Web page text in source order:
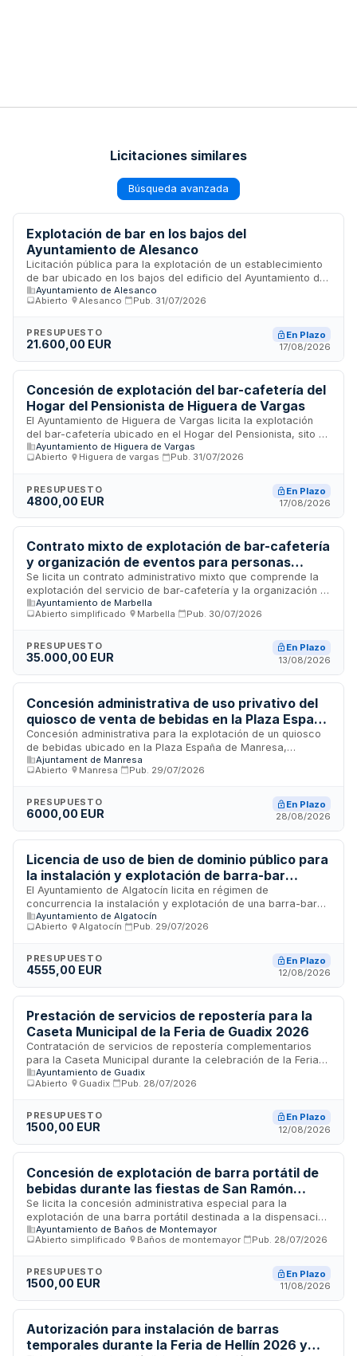
Licitaciones similares
Búsqueda avanzada
Explotación de bar en los bajos del
Ayuntamiento de Alesanco
Licitación pública para la explotación de un establecimiento
de bar ubicado en los bajos del edificio del Ayuntamiento de
Alesanco. Se trata de un contrato de servicios de gestión de
bar y comercio minorista de hostelería y restauración. El
adjudicación la mejor relación calidad-precio. La
presentación de ofertas se realizará de forma manual, sin
profesional o técnica.
Ayuntamiento de Alesanco
Abierto
Alesanco Pub. 31/07/2026
PRESUPUESTO
21.600,00 EUR
En Plazo
17/08/2026
Concesión de explotación del bar-cafetería del
Hogar del Pensionista de Higuera de Vargas
El Ayuntamiento de Higuera de Vargas licita la explotación
del bar-cafetería ubicado en el Hogar del Pensionista, sito en
la Calle San Lorenzo nº 2. El adjudicatario gestionará los
servicios de cafetería en la instalación municipal,
Administración, que deberá devolver en idénticas
condiciones al finalizar el contrato. El procedimiento es
abierto y la adjudicación se realizará conforme al criterio de
mejor relación calidad-precio.
Ayuntamiento de Higuera de Vargas
Abierto
Higuera de vargas Pub. 31/07/2026
PRESUPUESTO
4800,00 EUR
En Plazo
17/08/2026
Contrato mixto de explotación de bar-cafetería
y organización de eventos para personas
mayores en el Centro Municipal San Pedro I de
Marbella
Se licita un contrato administrativo mixto que comprende la
explotación del servicio de bar-cafetería y la organización y
realización de eventos dirigidos a personas mayores en el
Centro Municipal de Participación Activa San Pedro I de
forma integrada, garantizando la calidad de las prestaciones
y fomentando la relación interpersonal entre los usuarios del
abierto simplificado sumario.
Ayuntamiento de Marbella
Abierto simplificado
Marbella Pub. 30/07/2026
PRESUPUESTO
35.000,00 EUR
En Plazo
13/08/2026
Concesión administrativa de uso privativo del
quiosco de venta de bebidas en la Plaza España
de Manresa
Concesión administrativa para la explotación de un quiosco
de bebidas ubicado en la Plaza España de Manresa,
destinado al ejercicio de actividad de bar. La concesión
incluye el uso privativo del módulo del quiosco y la porción
notificaciones se realizarán exclusivamente por medios
electrónicos a través del sistema e-NOTUM.
Ajuntament de Manresa
Abierto
Manresa Pub. 29/07/2026
PRESUPUESTO
6000,00 EUR
En Plazo
28/08/2026
Licencia de uso de bien de dominio público para
la instalación y explotación de barra-bar
durante la Feria de San Francisco de Asís y
Nuestra Señora del Rosario - Ayuntamiento de
Algatocín
El Ayuntamiento de Algatocín licita en régimen de
concurrencia la instalación y explotación de una barra-bar
en la plaza municipal durante la celebración de la Feria en
honor de los santos patrones San Francisco de Asís y
mejor postor en criterio económico exclusivamente. El
adjudicatario asume la responsabilidad del cumplimiento de
como el mantenimiento del bien y la indemnización por
daños.
Ayuntamiento de Algatocín
Abierto
Algatocín Pub. 29/07/2026
PRESUPUESTO
4555,00 EUR
En Plazo
12/08/2026
Prestación de servicios de repostería para la
Caseta Municipal de la Feria de Guadix 2026
Contratación de servicios de repostería complementarios
para la Caseta Municipal durante la celebración de la Feria
de Guadix. El Ayuntamiento de Guadix licita la prestación de
actividades de repostería dentro de las instalaciones de la
contratista deberá ejecutar los servicios conforme a lo
establecido en el Pliego de Prescripciones Técnicas y sujeto
para la Administración.
Ayuntamiento de Guadix
Abierto
Guadix Pub. 28/07/2026
PRESUPUESTO
1500,00 EUR
En Plazo
12/08/2026
Concesión de explotación de barra portátil de
bebidas durante las fiestas de San Ramón
Nonato 2026 en Baños de Montemayor
Se licita la concesión administrativa especial para la
explotación de una barra portátil destinada a la dispensación
de bebidas durante las celebraciones en honor a San Ramón
Nonato del municipio de Baños de Montemayor. El servicio se
pista exterior del pabellón polideportivo durante el desarrollo
de verbenas y actuaciones. El adjudicatario gestionará la
normativa de contratación pública aplicable.
Ayuntamiento de Baños de Montemayor
Abierto simplificado
Baños de montemayor Pub. 28/07/2026
PRESUPUESTO
1500,00 EUR
En Plazo
11/08/2026
Autorización para instalación de barras
temporales durante la Feria de Hellín 2026 y